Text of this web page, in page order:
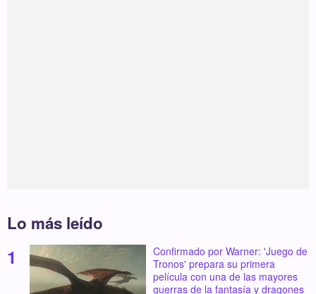
Lo más leído
Confirmado por Warner: 'Juego de
Tronos' prepara su primera
película con una de las mayores
guerras de la fantasía y dragones